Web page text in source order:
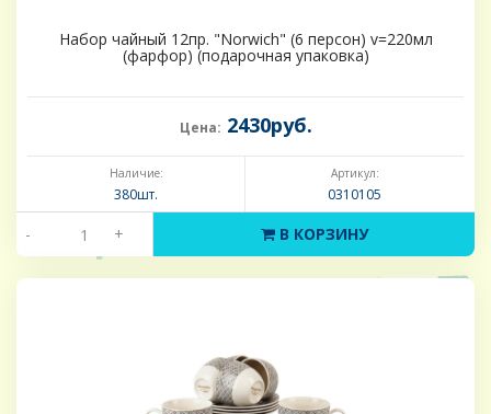
Набор чайный 12пр. "Norwich" (6 персон) v=220мл
(фарфор) (подарочная упаковка)
Цена: 2430руб.
Наличие:
380шт.
Артикул:
0310105
- + В КОРЗИНУ